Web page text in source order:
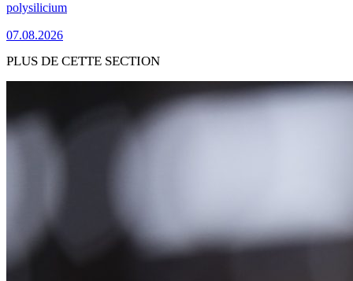
polysilicium
07.08.2026
PLUS DE CETTE SECTION